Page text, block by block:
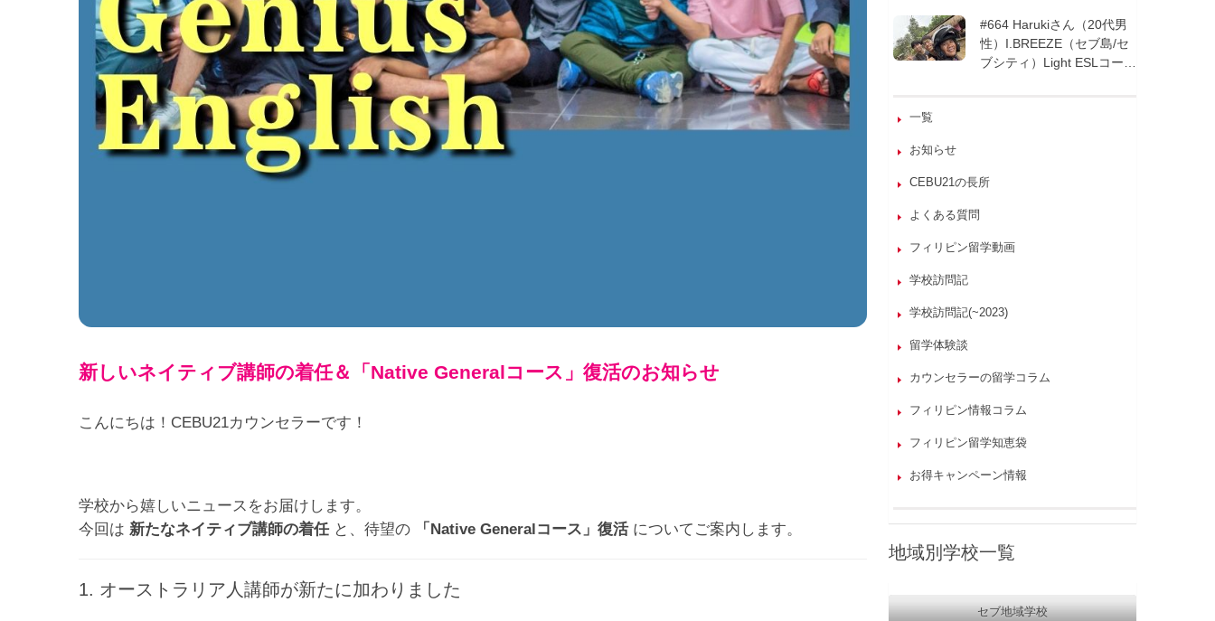
新しいネイティブ講師の着任＆「Native Generalコース」復活のお知らせ
こんにちは！CEBU21カウンセラーです！
学校から嬉しいニュースをお届けします。
今回は 新たなネイティブ講師の着任と、待望の 「Native Generalコース」復活についてご案内します。
1. オーストラリア人講師が新たに加わりました
#664 Harukiさん（20代男
性）I.BREEZE（セブ島/セ
ブシティ）Light ESLコース
一覧
お知らせ
CEBU21の長所
よくある質問
フィリピン留学動画
学校訪問記
学校訪問記(~2023)
留学体験談
カウンセラーの留学コラム
フィリピン情報コラム
フィリピン留学知恵袋
お得キャンペーン情報
地域別学校一覧
セブ地域学校